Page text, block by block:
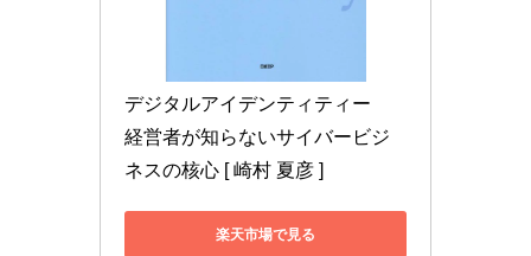
デジタルアイデンティティー
経営者が知らないサイバービジ
ネスの核心 [ 崎村 夏彦 ]
楽天市場で見る